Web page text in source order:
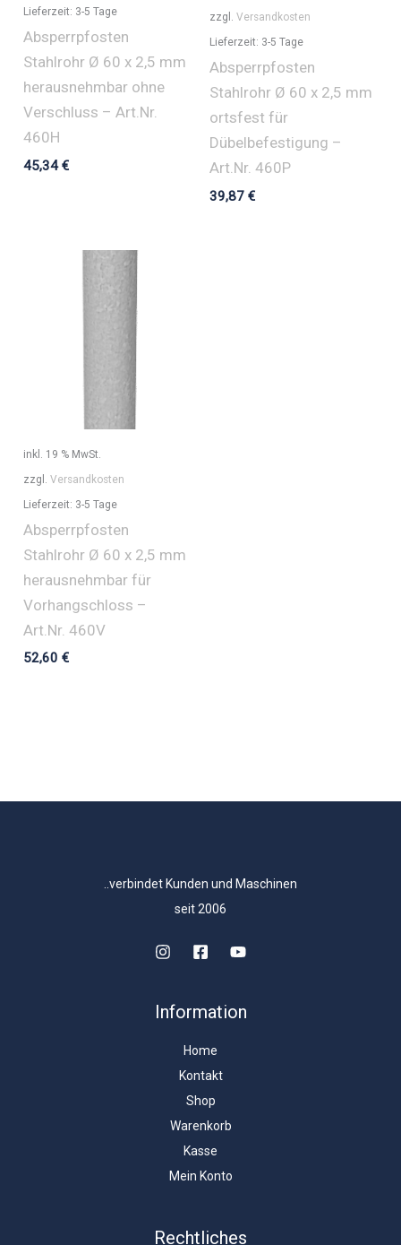
Lieferzeit: 3-5 Tage
Absperrpfosten
Stahlrohr Ø 60 x 2,5 mm
herausnehmbar ohne
Verschluss – Art.Nr.
460H
45,34€
zzgl. Versandkosten
Lieferzeit: 3-5 Tage
Absperrpfosten
Stahlrohr Ø 60 x 2,5 mm
ortsfest für
Dübelbefestigung –
Art.Nr. 460P
39,87 €
inkl. 19 % MwSt.
zzgl.Versandkosten
Lieferzeit: 3-5 Tage
Absperrpfosten
Stahlrohr Ø 60 x 2,5 mm
herausnehmbar für
Vorhangschloss –
Art.Nr. 460V
52,60€
..verbindet Kunden und Maschinen
seit 2006
Information
Home
Kontakt
Shop
Warenkorb
Kasse
Mein Konto
Rechtliches